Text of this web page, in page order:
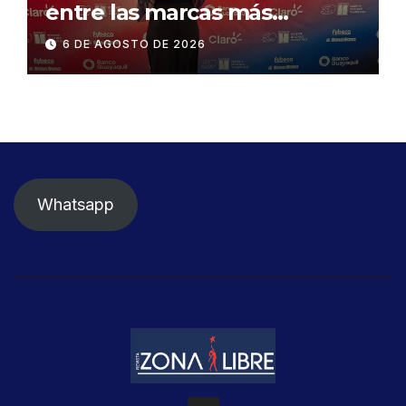
entre las marcas más
influyentes del Ecuador
6 DE AGOSTO DE 2026
Whatsapp